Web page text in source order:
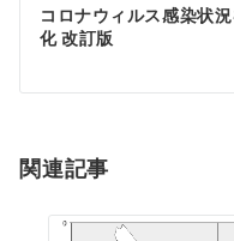
ゲ
シ
ン
コロナウィルス感染状
化 改訂版
関連記事